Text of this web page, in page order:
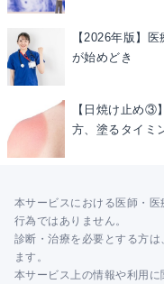
【2026年版】
が始めどき
【日焼け止め③
方、塗るタイミ
本サービスにおける医師・
行為ではありません。
診断・治療を必要とする方
ます。
本サービス上の情報や利用